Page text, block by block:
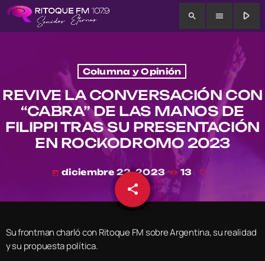
search menu play_arrow
Columna y Opinión
REVIVE LA CONVERSACIÓN CON
“CABRA” DE LAS MANOS DE
FILIPPI TRAS SU PRESENTACIÓN
EN ROCKODROMO 2023
today diciembre 22, 2023 13
share
email
Su frontman charló con Ritoque FM sobre Argentina, su realidad
y su propuesta política.